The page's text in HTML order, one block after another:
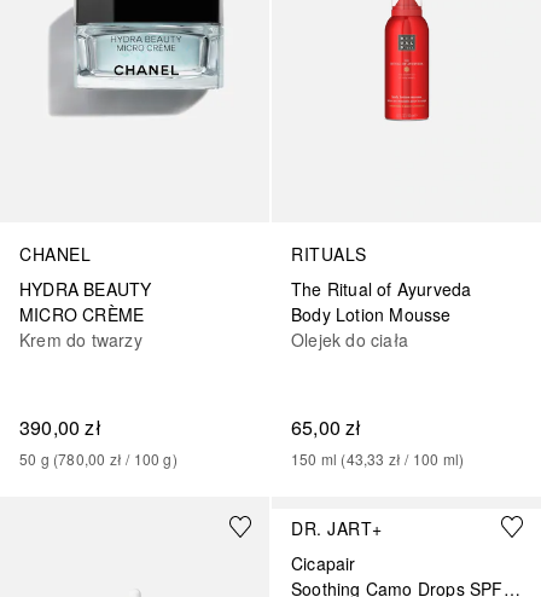
CHANEL
HYDRA BEAUTY
MICRO CRÈME
Krem do twarzy
390,00 zł
50 g (780,00 zł / 100 g)
RITUALS
The Ritual of Ayurveda
Body Lotion Mousse
Olejek do ciała
65,00 zł
150 ml (43,33 zł / 100 ml)
DR. JART+
Cicapair
Soothing Camo Drops SPF 20